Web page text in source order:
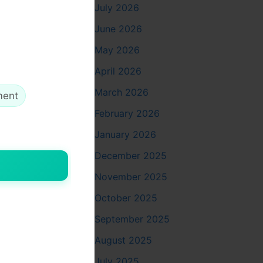
ما
الميزة
التخطيط
كيف
على الرغم
July 2026
June 2026
May 2026
April 2026
March 2026
February 2026
January 2026
December 2025
November 2025
October 2025
September 2025
August 2025